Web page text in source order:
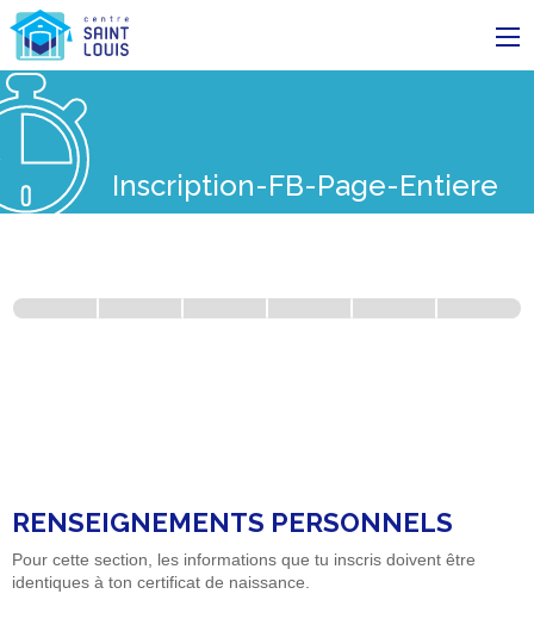
Inscription-FB-Page-Entiere
d’inscription
RENSEIGNEMENTS PERSONNELS
Pour cette section, les informations que tu inscris doivent être
identiques à ton certificat de naissance.